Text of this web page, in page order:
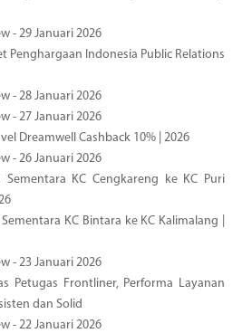
- 29 Januari 2026
Penghargaan Indonesia Public Relations
- 28 Januari 2026
- 27 Januari 2026
Dreamwell Cashback 10% | 2026
- 26 Januari 2026
Sementara KC Cengkareng ke KC Puri
KC Bintara ke KC Kalimalang |
- 23 Januari 2026
Petugas Frontliner, Performa Layanan
dan Solid
- 22 Januari 2026